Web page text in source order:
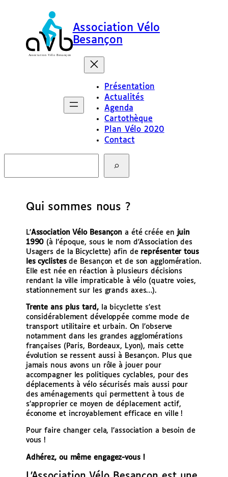
Association Vélo
Besançon
Présentation
Actualités
Agenda
Cartothèque
Plan Vélo 2020
Contact
c
Qui sommes nous ?
L’Association Vélo Besançon a été créée en juin
1990 (à l’époque, sous le nom d’Association des
Usagers de la Bicyclette) afin de représenter tous
les cyclistesde Besançon et de son agglomération.
Elle est née en réaction à plusieurs décisions
rendant la ville impraticable à vélo (quatre voies,
stationnement sur les grands axes…).
Trente ans plus tard,
la bicyclette s’est
considérablement développée comme mode de
transport utilitaire et urbain. On l’observe
notamment dans les grandes agglomérations
françaises (Paris, Bordeaux, Lyon), mais cette
évolution se ressent aussi à Besançon. Plus que
jamais nous avons un rôle à jouer pour
accompagner les politiques cyclables, pour des
déplacements à vélo sécurisés mais aussi pour
des aménagements qui permettent à tous de
s’approprier ce moyen de déplacement actif,
économe et incroyablement efficace en ville !
Pour faire changer cela, l’association a besoin de
vous !
Adhérez, ou même engagez-vous !